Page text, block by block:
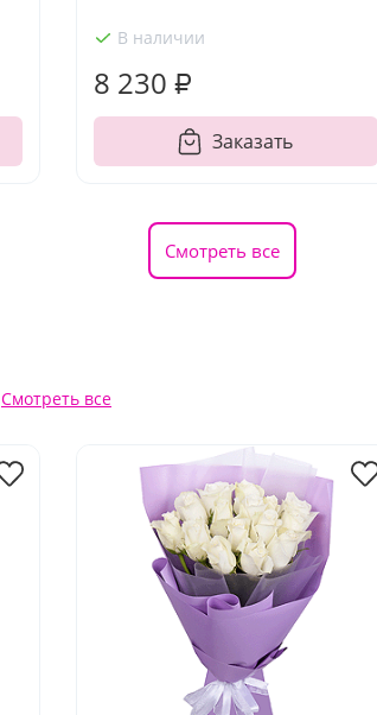
В наличии
8 230 ₽
Заказать
Смотреть все
Смотреть все